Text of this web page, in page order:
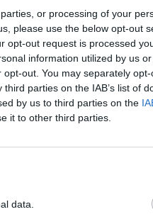
or processing of your
please use the below opt-out
opt-out request is processed
information utilized by us
out. You may separately
parties on the IAB’s list of
by us to third parties on the
it to other third parties.
data.
a vadászok még
továbbállt. Végül
méretű
is ott járt.